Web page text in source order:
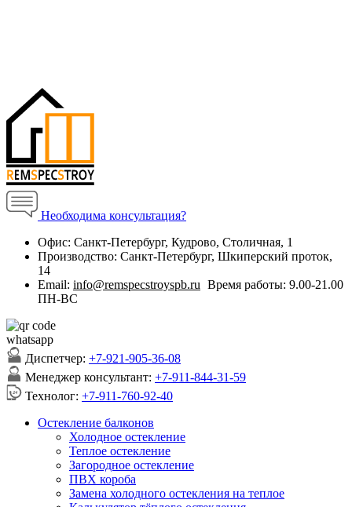
Необходима консультация?
Офис: Санкт-Петербург, Кудрово, Столичная, 1
Производство: Санкт-Петербург, Шкиперский проток,
14
Email: info@remspecstroyspb.ru Время работы: 9.00-21.00
ПН-ВС
Диспетчер: +7-921-905-36-08
Менеджер консультант: +7-911-844-31-59
Технолог: +7-911-760-92-40
Остекление балконов
Холодное остекление
Теплое остекление
Загородное остекление
ПВХ короба
Замена холодного остекления на теплое